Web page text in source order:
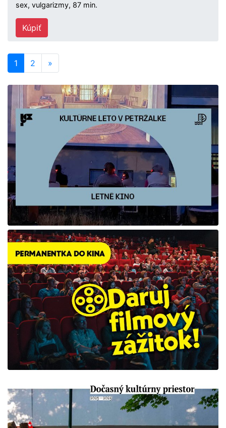
sex, vulgarizmy, 87 min.
Kúpiť
1 2 »